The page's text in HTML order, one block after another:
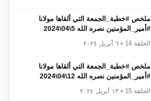
ملخص #خطبة_الجمعة​​​​​​​​​​​​​​ التي ألقاها مولانا
#أمير_المؤمنين​​​​​​​​​​​​​​ نصره الله 5\04\2024
الحلقة 14 • ٦ أبريل ٢٠٢٤
ملخص #خطبة_الجمعة​​​​​​​​​​​​​​ التي ألقاها مولانا
#أمير_المؤمنين​​​​​​​​​​​​​​ نصره الله 12\04\2024
الحلقة 15 • ١٣ أبريل ٢٠٢٤